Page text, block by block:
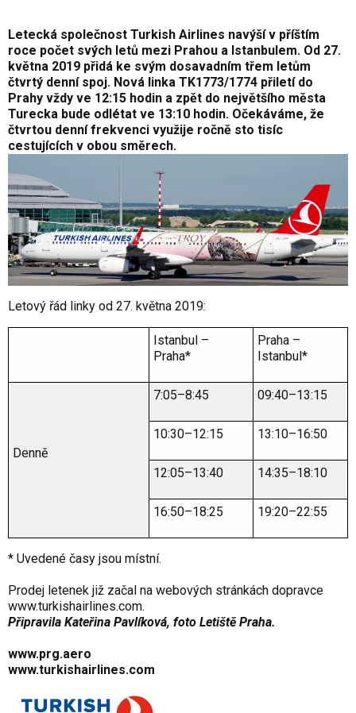
Letecká společnost Turkish Airlines navýší v příštím
roce počet svých letů mezi Prahou a Istanbulem. Od 27.
května 2019 přidá ke svým dosavadním třem letům
čtvrtý denní spoj. Nová linka TK1773/1774 přiletí do
Prahy vždy ve 12:15 hodin a zpět do největšího města
Turecka bude odlétat ve 13:10 hodin. Očekáváme, že
čtvrtou denní frekvenci využije ročně sto tisíc
cestujících v obou směrech.
Letový řád linky od 27. května 2019:
Istanbul –
Praha*
Praha –
Istanbul*
Denně
7:05–8:45 09:40–13:15
10:30–12:15 13:10–16:50
12:05–13:40 14:35–18:10
16:50–18:25 19:20–22:55
* Uvedené časy jsou místní.
Prodej letenek již začal na webových stránkách dopravce
www.turkishairlines.com.
Připravila Kateřina Pavlíková, foto Letiště Praha.
www.prg.aero
www.turkishairlines.com